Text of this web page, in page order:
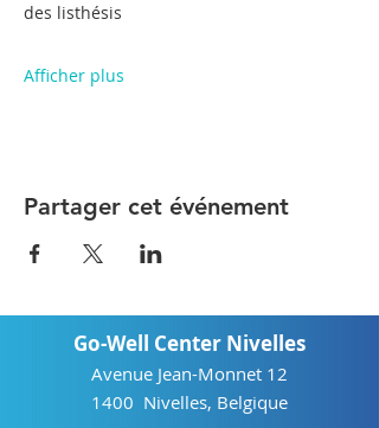
des listhésis
Afficher plus
Partager cet événement
Go-Well Center Nivelles
Avenue Jean-Monnet 12
1400 Nivelles, Belgique